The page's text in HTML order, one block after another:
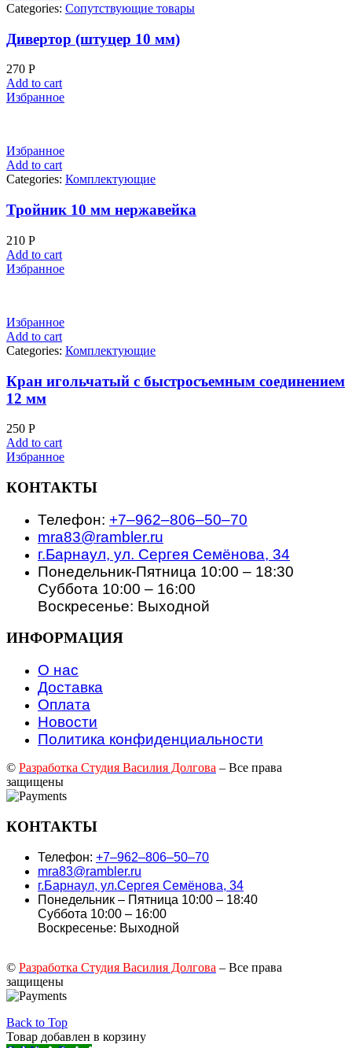
Categories: Сопутствующие товары
Дивертор (штуцер 10 мм)
270 Р
Add to cart
Избранное
Избранное
Add to cart
Categories: Комплектующие
Тройник 10 мм нержавейка
210 Р
Add to cart
Избранное
Избранное
Add to cart
Categories: Комплектующие
Кран игольчатый с быстросъемным соединением
12 мм
250 Р
Add to cart
Избранное
КОНТАКТЫ
Телефон: +7‒962‒806‒50‒70
mra83@rambler.ru
г.Барнаул, ул. Сергея Семёнова, 34
Понедельник-Пятница 10:00 – 18:30
Суббота 10:00 – 16:00
Воскресенье: Выходной
ИНФОРМАЦИЯ
О нас
Доставка
Оплата
Новости
Политика конфиденциальности
© Разработка Студия Василия Долгова – Все права
защищены
КОНТАКТЫ
Телефон: +7‒962‒806‒50‒70
mra83@rambler.ru
г.Барнаул, ул.Сергея Семёнова, 34
Понедельник – Пятница 10:00 – 18:40
Суббота 10:00 – 16:00
Воскресенье: Выходной
© Разработка Студия Василия Долгова – Все права
защищены
Back to Top
Товар добавлен в корзину